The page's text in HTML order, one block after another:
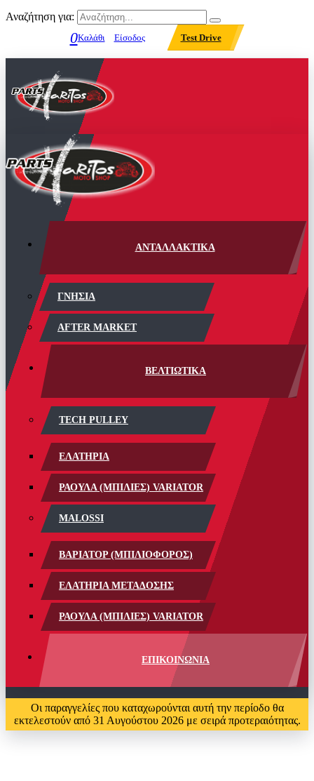
Αναζήτηση για:
0Καλάθι Είσοδος Test Drive
ΑΝΤΑΛΛΑΚΤΙΚΑ
ΓΝΗΣΙΑ
AFTER MARKET
ΒΕΛΤΙΩΤΙΚΑ
TECH PULLEY
ΕΛΑΤΗΡΙΑ
ΡΑΟΥΛΑ (ΜΠΙΛΙΕΣ) VARIATOR
MALOSSI
ΒΑΡΙΑΤΟΡ (ΜΠΙΛΙΟΦΟΡΟΣ)
ΕΛΑΤΗΡΙΑ ΜΕΤΑΔΟΣΗΣ
ΡΑΟΥΛΑ (ΜΠΙΛΙΕΣ) VARIATOR
ΕΠΙΚΟΙΝΩΝΙΑ
Οι παραγγελίες που καταχωρούνται αυτή την περίοδο θα
εκτελεστούν από 31 Αυγούστου 2026 με σειρά προτεραιότητας.